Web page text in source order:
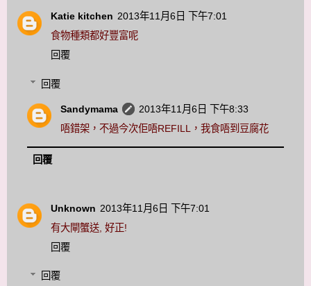
Katie kitchen 2013年11月6日 下午7:01
食物種類都好豐富呢
回覆
回覆
Sandymama
2013年11月6日 下午8:33
唔錯架，不過今次佢唔REFILL，我食唔到豆腐花
回覆
Unknown 2013年11月6日 下午7:01
有大閘蟹送, 好正!
回覆
回覆